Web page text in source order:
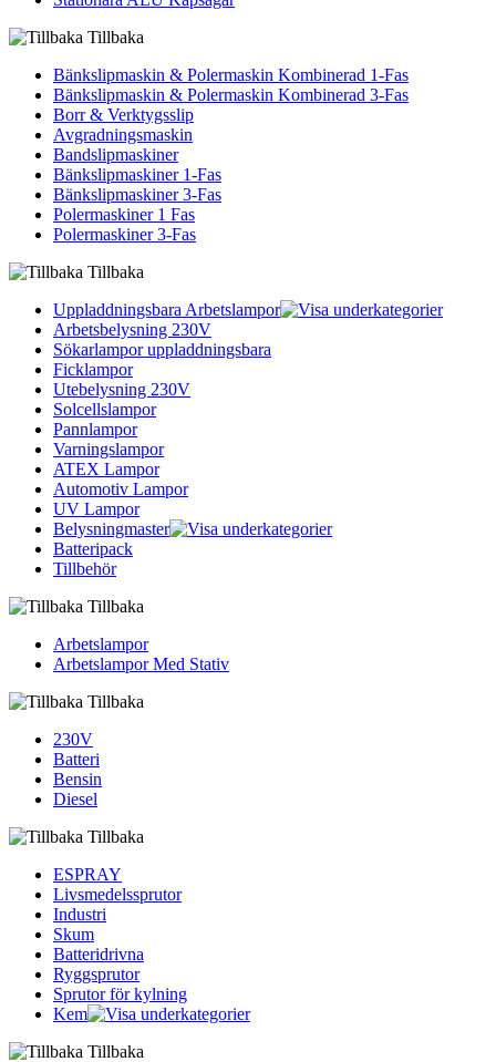
Tillbaka
Bänkslipmaskin & Polermaskin Kombinerad 1-Fas
Bänkslipmaskin & Polermaskin Kombinerad 3-Fas
Borr & Verktygsslip
Avgradningsmaskin
Bandslipmaskiner
Bänkslipmaskiner 1-Fas
Bänkslipmaskiner 3-Fas
Polermaskiner 1 Fas
Polermaskiner 3-Fas
Tillbaka
Uppladdningsbara Arbetslampor
Arbetsbelysning 230V
Sökarlampor uppladdningsbara
Ficklampor
Utebelysning 230V
Solcellslampor
Pannlampor
Varningslampor
ATEX Lampor
Automotiv Lampor
UV Lampor
Belysningmaster
Batteripack
Tillbehör
Tillbaka
Arbetslampor
Arbetslampor Med Stativ
Tillbaka
230V
Batteri
Bensin
Diesel
Tillbaka
ESPRAY
Livsmedelssprutor
Industri
Skum
Batteridrivna
Ryggsprutor
Sprutor för kylning
Kem
Tillbaka